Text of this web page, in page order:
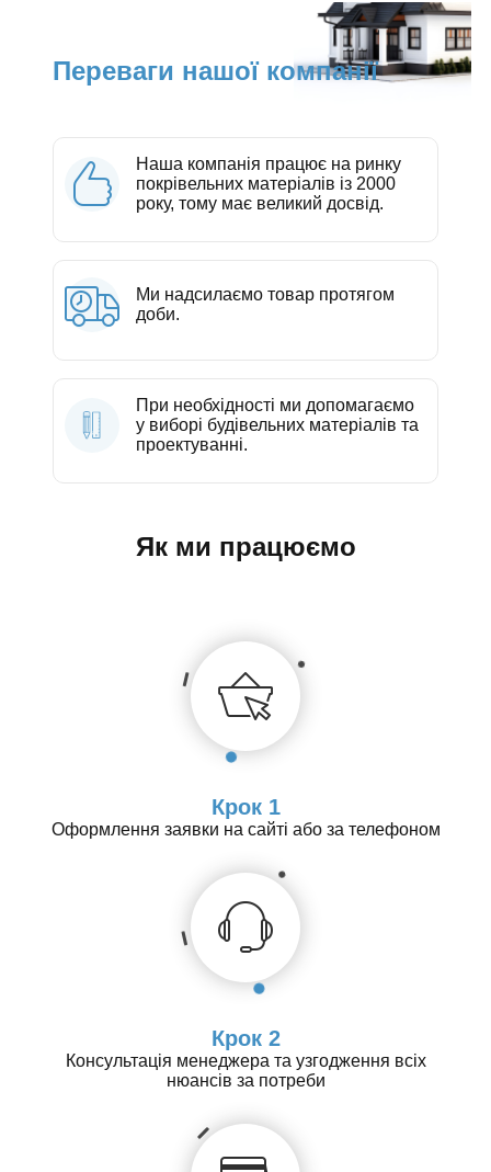
Переваги нашої компанії
Наша компанія працює на ринку
покрівельних матеріалів із 2000
року, тому має великий досвід.
Ми надсилаємо товар протягом
доби.
При необхідності ми допомагаємо
у виборі будівельних матеріалів та
проектуванні.
Як ми працюємо
Крок 1
Оформлення заявки на сайті або за телефоном
Крок 2
Консультація менеджера та узгодження всіх
нюансів за потреби